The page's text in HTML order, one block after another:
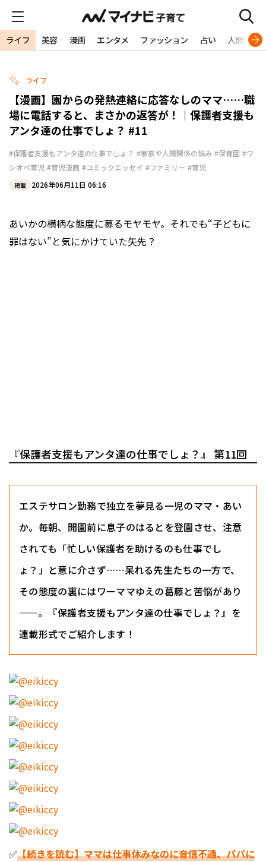
ライフ 美容 漫画 エンタメ ファッション 占い 人間関係
ライフ
【漫画】園からの発熱連絡に応答なしのママ……職
場に電話すると、まさかの返答が！｜保護者支援も
アンタ達の仕事でしょ？ #11
#保護者支援もアンタ達の仕事でしょ？ #家族や人間関係の悩み #保育園 #ワ
ンオペ育児 #育児漫画 #コミックエッセイ #ファミリー #育児
掲載 2026年06月11日 06:16
あいかの横柄な態度に募るモヤモヤ。それでも“子どもに
罪はない”と気にかけていた矢先――？
『保護者支援もアンタ達の仕事でしょ？』 第11回
エステサロン勤務で独立を夢見る一児のママ・あい
か。毎朝、開園前に息子のはるとを登園させ、注意
されても「忙しい保護者を助けるのも仕事でし
ょ？」と意に介さず……呆れる先生たちの一方で、
その態度の裏にはワーママゆえの葛藤と苦悩があり
——。『保護者支援もアンタ達の仕事でしょ？』を
連載形式でご紹介します！
✅【続きを読む】ママは仕事休みなのに音信不通、パパに